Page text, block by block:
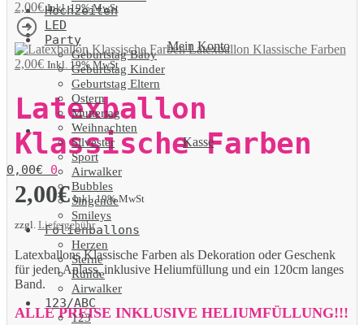
Mein Konto
Kasse
0,00€ 0
Hochzeiten
LED
Party
Geburtstag Baby
Geburtstag Kinder
Geburtstag Eltern
Ostern
Muttertag
Weihnachten
Silvester
Sport
Airwalker
Bubbles
Singende
Smileys
Folienballons
Herzen
Sterne
Runde
Airwalker
123/ABC
123
2,00€ Inkl. 19% MwSt
Latexballon Klassische Farben
2,00€ Inkl. 19% MwSt
Latexballon
Klassische Farben
2,00€ Inkl. 19% MwSt
zzgl. Liefergebühr
Latexballons Klassische Farben als Dekoration oder Geschenk
für jeden Anlass, inklusive Heliumfüllung und ein 120cm langes
Band.
ALLE PREISE INKLUSIVE HELIUMFÜLLUNG!!!